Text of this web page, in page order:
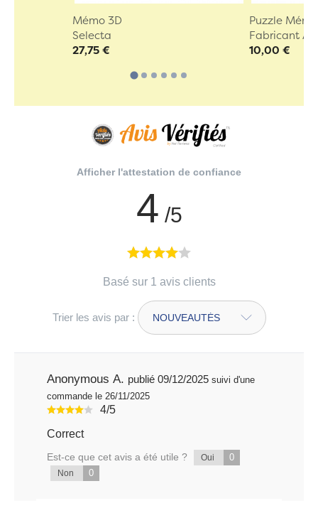
Mémo 3D
Selecta
27,75 €
Puzzle
Fabricant
10,00 €
Afficher l'attestation de confiance
4 /5
Basé sur 1 avis clients
Trier les avis par :
Anonymous A. publié 09/12/2025 suivi d'une
commande le 26/11/2025
4/5
Correct
Est-ce que cet avis a été utile ? Oui 0
Non 0